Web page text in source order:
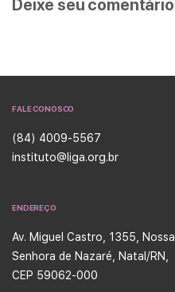
Deixe seu comentário
FALE CONOSCO
(84) 4009-5567
instituto@liga.org.br
ENDEREÇO
Av. Miguel Castro, 1355, Nossa
Senhora de Nazaré, Natal/RN,
CEP 59062-000